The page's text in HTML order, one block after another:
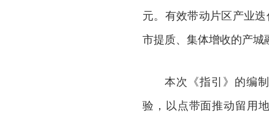
元。有效带动片区产业
市提质、集体增收的产城
本次《指引》的编
验，以点带面推动留用